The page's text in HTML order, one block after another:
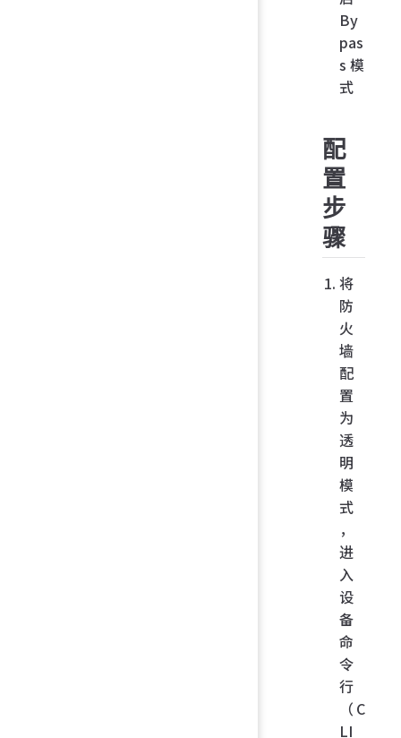
By
pas
s 模
式
配
置
步
骤
将
防
火
墙
配
置
为
透
明
模
式
，
进
入
设
备
命
令
行
（C
LI